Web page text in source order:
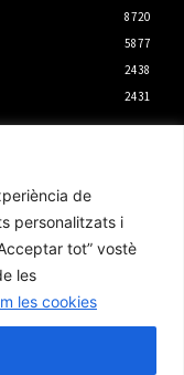
de
personalitzats i
tot” vostè
les
les cookies
8720
5877
2438
2431